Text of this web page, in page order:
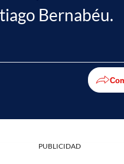
Bernabéu.
PUBLICIDAD